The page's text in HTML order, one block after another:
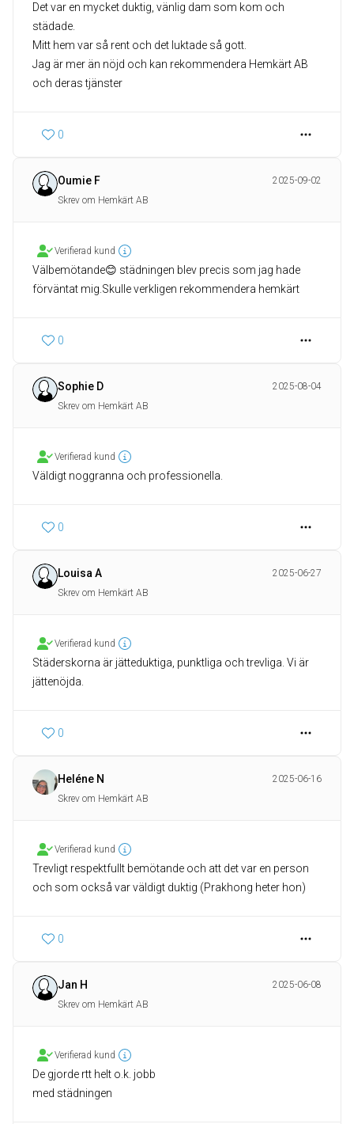
Det var en mycket duktig, vänlig dam som kom och
städade.
Mitt hem var så rent och det luktade så gott.
Jag är mer än nöjd och kan rekommendera Hemkärt AB
och deras tjänster
0
Oumie F
2025-09-02
Skrev om Hemkärt AB
Verifierad kund
Välbemötande😊 städningen blev precis som jag hade
förväntat mig.Skulle verkligen rekommendera hemkärt
0
Sophie D
2025-08-04
Skrev om Hemkärt AB
Verifierad kund
Väldigt noggranna och professionella.
0
Louisa A
2025-06-27
Skrev om Hemkärt AB
Verifierad kund
Städerskorna är jätteduktiga, punktliga och trevliga. Vi är
jättenöjda.
0
Heléne N
2025-06-16
Skrev om Hemkärt AB
Verifierad kund
Trevligt respektfullt bemötande och att det var en person
och som också var väldigt duktig (Prakhong heter hon)
0
Jan H
2025-06-08
Skrev om Hemkärt AB
Verifierad kund
De gjorde rtt helt o.k. jobb
med städningen